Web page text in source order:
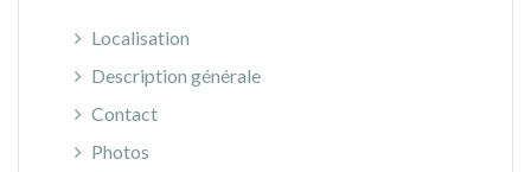
Localisation
Description générale
Contact
Photos